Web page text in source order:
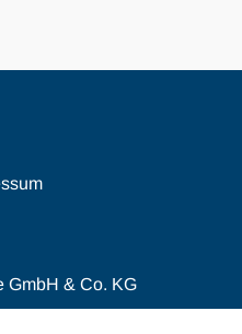
GmbH & Co. KG